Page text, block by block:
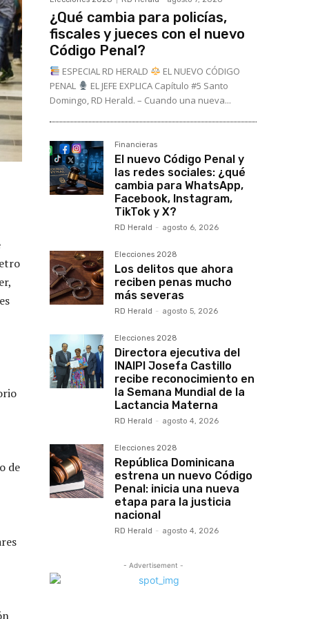
de
¿Qué cambia para policías,
fiscales y jueces con el nuevo
Código Penal?
ESPECIAL RD HERALD
EL NUEVO CÓDIGO
PENAL
EL JEFE EXPLICA Capítulo #5 Santo
Domingo, RD Herald. – Cuando una nueva...
Financieras
El nuevo Código Penal y
las redes sociales: ¿qué
cambia para WhatsApp,
Facebook, Instagram,
TikTok y X?
RD Herald - agosto 6, 2026
Elecciones 2028
Los delitos que ahora
reciben penas mucho
más severas
RD Herald - agosto 5, 2026
Elecciones 2028
Directora ejecutiva del
INAIPI Josefa Castillo
recibe reconocimiento en
la Semana Mundial de la
Lactancia Materna
RD Herald - agosto 4, 2026
Elecciones 2028
República Dominicana
estrena un nuevo Código
Penal: inicia una nueva
etapa para la justicia
nacional
RD Herald - agosto 4, 2026
- Advertisement -